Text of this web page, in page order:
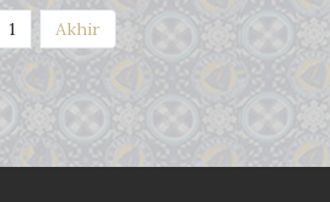
1 (current)
Akhir